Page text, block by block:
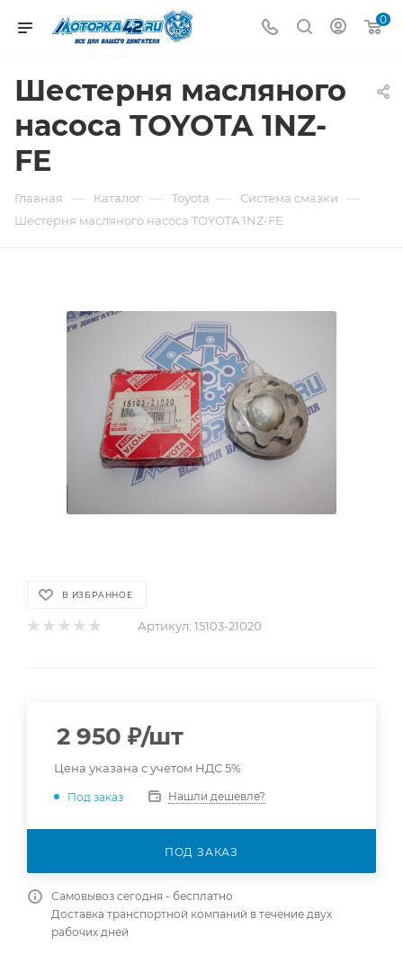
0
Шестерня масляного
насоса TOYOTA 1NZ-
FE
Главная — Каталог — Toyota — Система смазки —
Шестерня масляного насоса TOYOTA 1NZ-FE
В ИЗБРАННОЕ
Артикул: 15103-21020
2 950 ₽/шт
Цена указана с учетом НДС 5%
Под заказ Нашли дешевле?
ПОД ЗАКАЗ
Самовывоз сегодня - бесплатно
Доставка транспортной компаний в течение двух
рабочих дней